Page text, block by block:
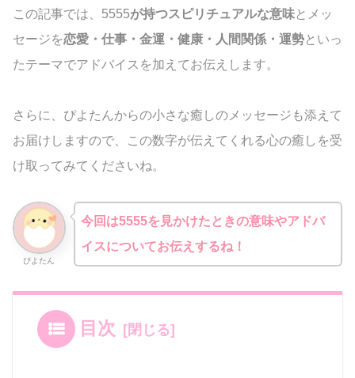
この記事では、5555が持つスピリチュアルな意味とメッ
セージを恋愛・仕事・金運・健康・人間関係・運勢といっ
たテーマでアドバイスを加えてお伝えします。
さらに、ぴよたんからの小さな癒しのメッセージも添えて
お届けしますので、この数字が伝えてくれる心の癒しを受
け取ってみてくださいね。
ぴよたん
今回は5555を見かけたときの意味やアドバ
イスについてお伝えするね！
目次